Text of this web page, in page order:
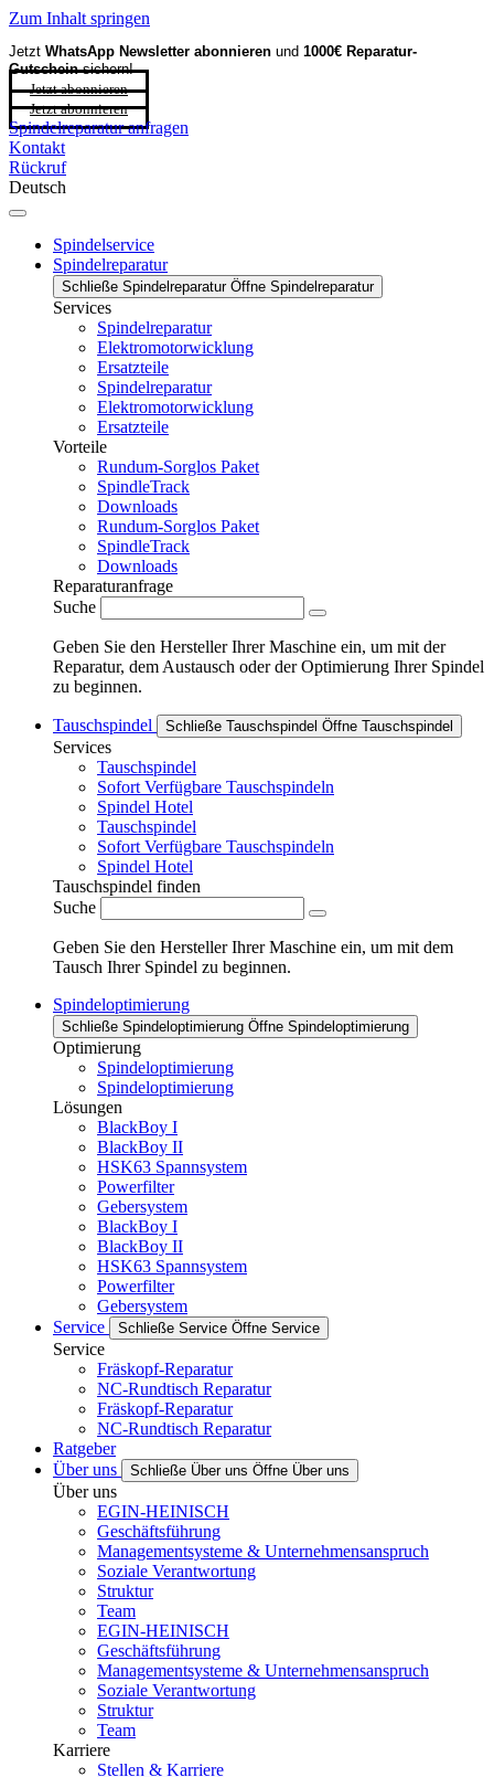
Zum Inhalt springen
Jetzt WhatsApp Newsletter abonnieren und 1000€ Reparatur-
Gutscheinsichern!
Jetzt abonnieren
Jetzt abonnieren
Spindelreparatur anfragen
Kontakt
Rückruf
Deutsch
Spindelservice
Spindelreparatur
Schließe Spindelreparatur Öffne Spindelreparatur
Services
Spindelreparatur
Elektromotorwicklung
Ersatzteile
Spindelreparatur
Elektromotorwicklung
Ersatzteile
Vorteile
Rundum-Sorglos Paket
SpindleTrack
Downloads
Rundum-Sorglos Paket
SpindleTrack
Downloads
Reparaturanfrage
Suche
Geben Sie den Hersteller Ihrer Maschine ein, um mit der
Reparatur, dem Austausch oder der Optimierung Ihrer Spindel
zu beginnen.
Tauschspindel Schließe Tauschspindel Öffne Tauschspindel
Services
Tauschspindel
Sofort Verfügbare Tauschspindeln
Spindel Hotel
Tauschspindel
Sofort Verfügbare Tauschspindeln
Spindel Hotel
Tauschspindel finden
Suche
Geben Sie den Hersteller Ihrer Maschine ein, um mit dem
Tausch Ihrer Spindel zu beginnen.
Spindeloptimierung
Schließe Spindeloptimierung Öffne Spindeloptimierung
Optimierung
Spindeloptimierung
Spindeloptimierung
Lösungen
BlackBoy I
BlackBoy II
HSK63 Spannsystem
Powerfilter
Gebersystem
BlackBoy I
BlackBoy II
HSK63 Spannsystem
Powerfilter
Gebersystem
Service
Schließe Service Öffne Service
Service
Fräskopf-Reparatur
NC-Rundtisch Reparatur
Fräskopf-Reparatur
NC-Rundtisch Reparatur
Ratgeber
Über uns
Schließe Über uns Öffne Über uns
Über uns
EGIN-HEINISCH
Geschäftsführung
Managementsysteme & Unternehmensanspruch
Soziale Verantwortung
Struktur
Team
EGIN-HEINISCH
Geschäftsführung
Managementsysteme & Unternehmensanspruch
Soziale Verantwortung
Struktur
Team
Karriere
Stellen & Karriere